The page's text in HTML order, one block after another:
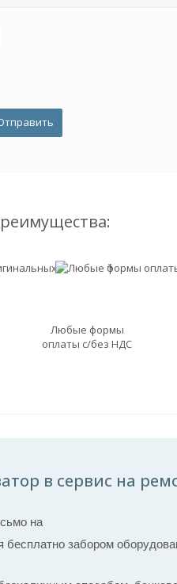
Любые формы
оплаты с/без НДС
в сервис на
на
бесплатно забором